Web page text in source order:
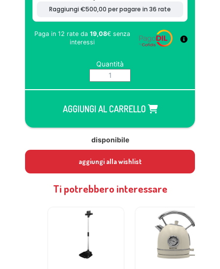
Paga in 12 rate da 19,08€ senza
interessi
Quantità
AGGIUNGI AL CARRELLO
disponibile
aggiungi alla wishlist
Ti potrebbero interessare